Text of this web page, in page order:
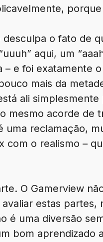
o fato de
aqui, um
– e foi exatamente
mais da
ali
mesmo acorde de
uma reclamação,
com o realismo –
O Gamerview
estas
é uma diversão
bom aprendizado